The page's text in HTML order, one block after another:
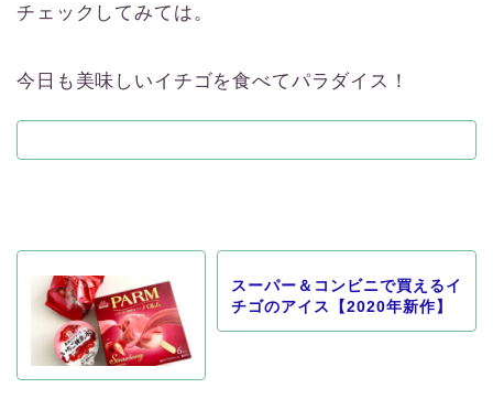
チェックしてみては。
今日も美味しいイチゴを食べてパラダイス！
スーパー＆コンビニで買えるイ
チゴのアイス【2020年新作】